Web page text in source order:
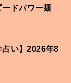
ドパワー麺
占い】2026年8